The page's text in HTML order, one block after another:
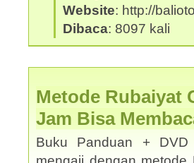
Website: http://
Dibaca: 8097 kali
Metode Rubaiyat
Jam Bisa
Buku Panduan + DVD